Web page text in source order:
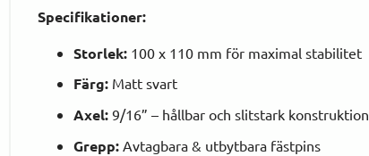
Specifikationer:
Storlek: 100 x 110 mm för maximal stabilitet
Färg: Matt svart
Axel: 9/16” – hållbar och slitstark konstruktion
Grepp: Avtagbara & utbytbara fästpins